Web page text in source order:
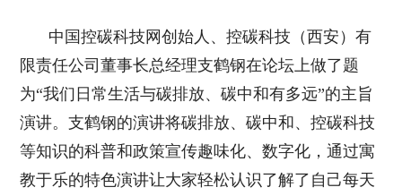
中国控碳科技网创始人、控碳科技（西安）有
限责任公司董事长总经理支鹤钢在论坛上做了题
为“我们日常生活与碳排放、碳中和有多远”的主旨
演讲。支鹤钢的演讲将碳排放、碳中和、控碳科技
等知识的科普和政策宣传趣味化、数字化，通过寓
教于乐的特色演讲让大家轻松认识了解了自己每天